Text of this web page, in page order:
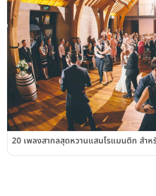
20 เพลงสากลสุดหวานแสนโรแมนติก สำห